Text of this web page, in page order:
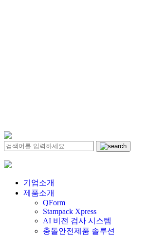
기업소개
제품소개
QForm
Stampack Xpress
AI 비전 검사 시스템
충돌안전제품 솔루션